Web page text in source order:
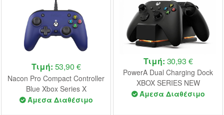
Τιμή: 53,90 €
Nacon Pro Compact Controller
Blue Xbox Series X
Άμεσα Διαθέσιμο
Τιμή: 30,93 €
PowerA Dual Charging Dock
XBOX SERIES NEW
Άμεσα Διαθέσιμο